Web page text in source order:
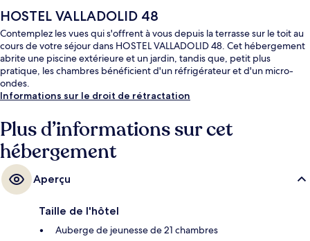
HOSTEL VALLADOLID 48
Contemplez les vues qui s'offrent à vous depuis la terrasse sur le toit au
cours de votre séjour dans HOSTEL VALLADOLID 48. Cet hébergement
abrite une piscine extérieure et un jardin, tandis que, petit plus
pratique, les chambres bénéficient d'un réfrigérateur et d'un micro-
ondes.
Informations sur le droit de rétractation
Plus d’informations sur cet
hébergement
Aperçu
Taille de l'hôtel
Auberge de jeunesse de 21 chambres